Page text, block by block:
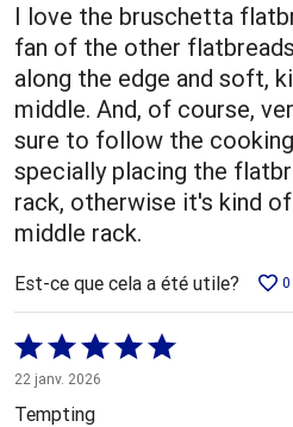
I love the bruschetta
fan of the other
along the edge and soft,
middle. And, of course,
sure to follow the
specially placing the
rack, otherwise it's kind
middle rack.
Est-ce que cela a été utile? 0
Coté
5 sur
5
22 janv. 2026
Tempting